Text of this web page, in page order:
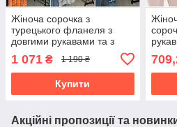
Жіноча сорочка з
турецького фланеля з
довгими рукавами та з
гудзиками розміри норма
+ батал
1 071 ₴ 1 190 ₴
Купити
Акційні пропозиції та